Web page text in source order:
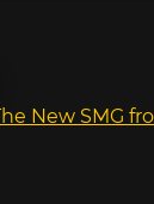
New SMG